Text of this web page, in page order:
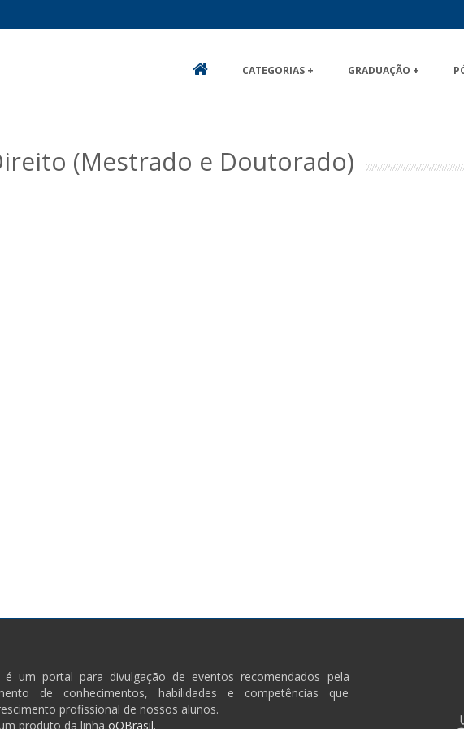
CATEGORIAS + GRADUAÇÃO +
(Mestrado e Doutorado)
é um portal para divulgação de eventos recomendados pela
de conhecimentos, habilidades e competências que
profissional de nossos alunos.
produto da linha oQBrasil.